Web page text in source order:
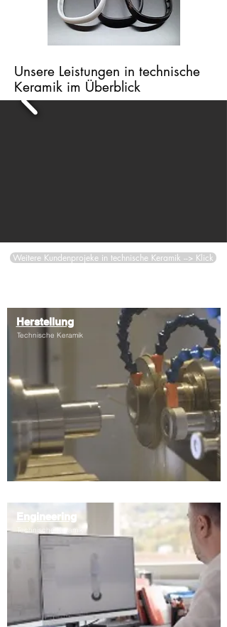
Unsere Leistungen in technische
Keramik im Überblick
Weitere Kundenprojeke in technische Keramik --> Klick
Herstellung
Technische Keramik
Engineering
Technische Keramik